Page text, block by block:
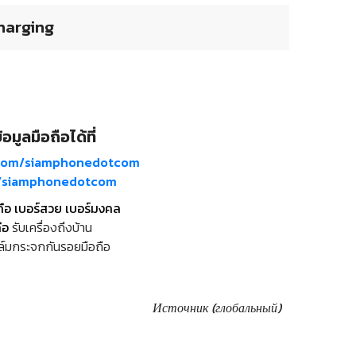
มูลมือถือได้ที่
siamphonedotcom
เบอร์สวย เบอร์มงคล
รับเครื่องถึงบ้าน
กระจกกันรอยมือถือ
Источник (глобальный)